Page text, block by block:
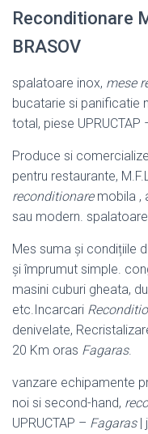
Reconditionare
BRASOV
spalatoare inox, mese
bucatarie si panificatie
total, piese UPRUCTAP
Produce si
pentru restaurante,
reconditionaremobila ,
sau modern.
Mes suma și condițiile
și împrumut simple.
masini cuburi gheata,
etc.Incarcari
denivelate,
20 Km oras Fagaras.
vanzare echipamente
noi si second-hand,
UPRUCTAP – Fagaras|